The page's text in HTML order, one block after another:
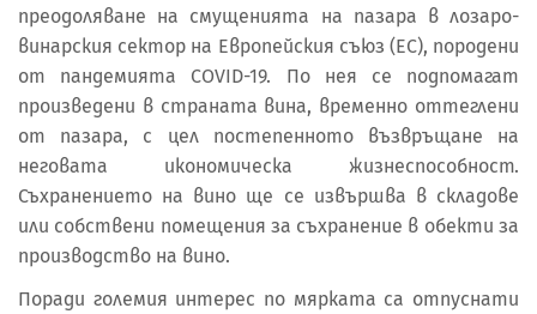
преодоляване на смущенията на пазара в лозаро-
винарския сектор на Европейския съюз (ЕС), породени
от пандемията COVID-19. По нея се подпомагат
произведени в страната вина, временно оттеглени
от пазара, с цел постепенното възвръщане на
неговата икономическа жизнеспособност.
Съхранението на вино ще се извършва в складове
или собствени помещения за съхранение в обекти за
производство на вино.
Поради големия интерес по мярката са отпуснати